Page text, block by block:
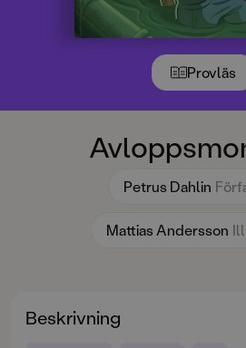
Provläs
Petrus Dahlin
Mattias Andersson
Beskrivning